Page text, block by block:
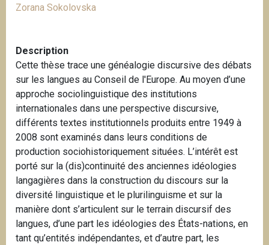
Zorana Sokolovska
Description
Cette thèse trace une généalogie discursive des débats
sur les langues au Conseil de l'Europe. Au moyen d’une
approche sociolinguistique des institutions
internationales dans une perspective discursive,
différents textes institutionnels produits entre 1949 à
2008 sont examinés dans leurs conditions de
production sociohistoriquement situées. L’intérêt est
porté sur la (dis)continuité des anciennes idéologies
langagières dans la construction du discours sur la
diversité linguistique et le plurilinguisme et sur la
manière dont s’articulent sur le terrain discursif des
langues, d’une part les idéologies des États-nations, en
tant qu’entités indépendantes, et d’autre part, les